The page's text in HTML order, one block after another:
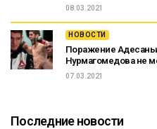
08.03.2021
НОВОСТИ
Поражение
Нурмагомедова не
07.03.2021
Последние новости